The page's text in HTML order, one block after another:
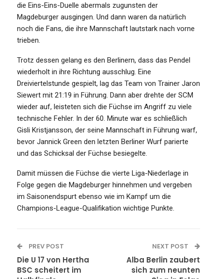
die Eins-Eins-Duelle abermals zugunsten der
Magdeburger ausgingen. Und dann waren da natürlich
noch die Fans, die ihre Mannschaft lautstark nach vorne
trieben.
Trotz dessen gelang es den Berlinern, dass das Pendel
wiederholt in ihre Richtung ausschlug. Eine
Dreiviertelstunde gespielt, lag das Team von Trainer Jaron
Siewert mit 21:19 in Führung. Dann aber drehte der SCM
wieder auf, leisteten sich die Füchse im Angriff zu viele
technische Fehler. In der 60. Minute war es schließlich
Gisli Kristjansson, der seine Mannschaft in Führung warf,
bevor Jannick Green den letzten Berliner Wurf parierte
und das Schicksal der Füchse besiegelte.
Damit müssen die Füchse die vierte Liga-Niederlage in
Folge gegen die Magdeburger hinnehmen und vergeben
im Saisonendspurt ebenso wie im Kampf um die
Champions-League-Qualifikation wichtige Punkte.
PREV POST
Die U 17 von Hertha
BSC scheitert im
NEXT POST
Alba Berlin zaubert
sich zum neunten